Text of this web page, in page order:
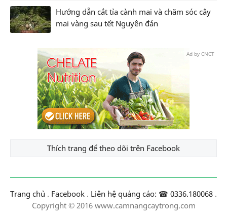
Hướng dẫn cắt tỉa cành mai và chăm sóc cây
mai vàng sau tết Nguyên đán
Ad by CNCT
Thích trang để theo dõi trên Facebook
Trang chủ . Facebook . Liên hệ quảng cáo: ☎ 0336.180068 .
Copyright © 2016 www.camnangcaytrong.com